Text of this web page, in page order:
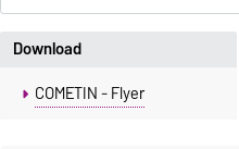
Download
COMETIN - Flyer